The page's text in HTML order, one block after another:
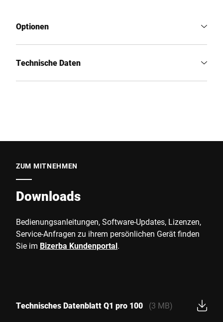
Optionen
Technische Daten
ZUM MITNEHMEN
Downloads
Bedienungsanleitungen, Software-Updates, Lizenzen,
Service-Anfragen zu ihrem persönlichen Gerät finden
Sie im Bizerba Kundenportal.
Technisches Datenblatt Q1 pro 100 (3 MB)